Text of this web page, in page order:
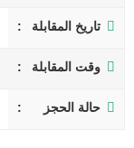
تاريخ المقابلة
وقت المقابلة
حالة الحجز